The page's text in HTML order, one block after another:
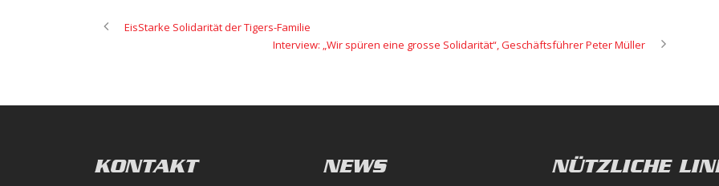
EisStarke Solidarität der Tigers-Familie
Interview: „Wir spüren eine grosse Solidarität“, Geschäftsführer Peter Müller
KONTAKT NEWS NÜTZLICHE